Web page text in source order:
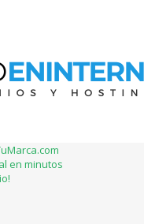
en minutos